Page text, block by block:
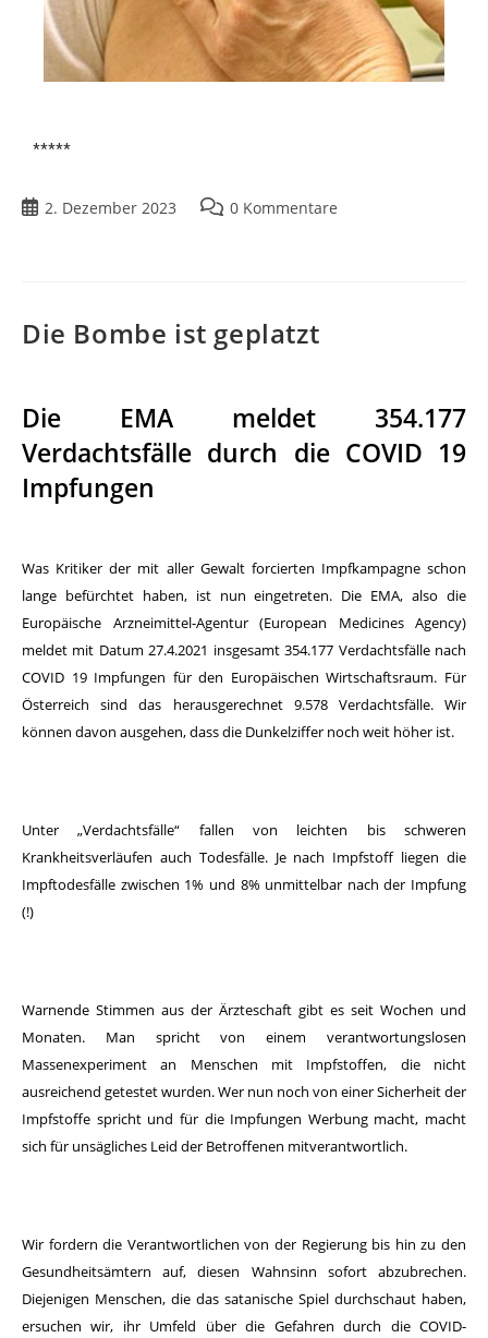
*****
2. Dezember 2023 0 Kommentare
Die Bombe ist geplatzt
Die EMA meldet 354.177
Verdachtsfälle durch die COVID 19
Impfungen
Was Kritiker der mit aller Gewalt forcierten Impfkampagne schon
lange befürchtet haben, ist nun eingetreten. Die EMA, also die
Europäische Arzneimittel-Agentur (European Medicines Agency)
meldet mit Datum 27.4.2021 insgesamt 354.177 Verdachtsfälle nach
COVID 19 Impfungen für den Europäischen Wirtschaftsraum. Für
Österreich sind das herausgerechnet 9.578 Verdachtsfälle. Wir
können davon ausgehen, dass die Dunkelziffer noch weit höher ist.
Unter „Verdachtsfälle“ fallen von leichten bis schweren
Krankheitsverläufen auch Todesfälle. Je nach Impfstoff liegen die
Impftodesfälle zwischen 1% und 8% unmittelbar nach der Impfung
(!)
Warnende Stimmen aus der Ärzteschaft gibt es seit Wochen und
Monaten. Man spricht von einem verantwortungslosen
Massenexperiment an Menschen mit Impfstoffen, die nicht
ausreichend getestet wurden. Wer nun noch von einer Sicherheit der
Impfstoffe spricht und für die Impfungen Werbung macht, macht
sich für unsägliches Leid der Betroffenen mitverantwortlich.
Wir fordern die Verantwortlichen von der Regierung bis hin zu den
Gesundheitsämtern auf, diesen Wahnsinn sofort abzubrechen.
Diejenigen Menschen, die das satanische Spiel durchschaut haben,
ersuchen wir, ihr Umfeld über die Gefahren durch die COVID-